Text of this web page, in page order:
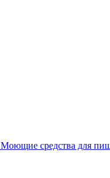
Моющие средства для